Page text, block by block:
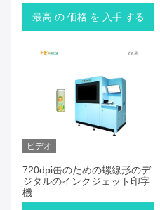
最高 の 価格 を 入手 する
ビデオ
720dpi缶のための螺線形のデ
ジタルのインクジェット印字
機